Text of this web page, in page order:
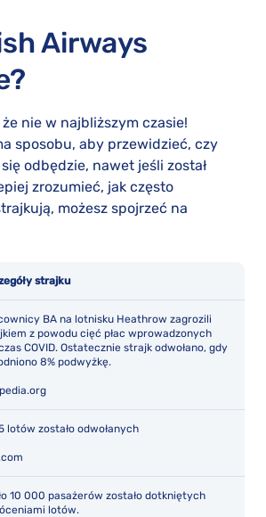
Airways
nie w najbliższym czasie!
sposobu, aby przewidzieć, czy
odbędzie, nawet jeśli został
zrozumieć, jak często
możesz spojrzeć na
strajku
BA na lotnisku Heathrow zagrozili
z powodu cięć płac wprowadzonych
COVID. Ostatecznie strajk odwołano, gdy
8% podwyżkę.
lotów zostało odwołanych
10 000 pasażerów zostało dotkniętych
lotów.